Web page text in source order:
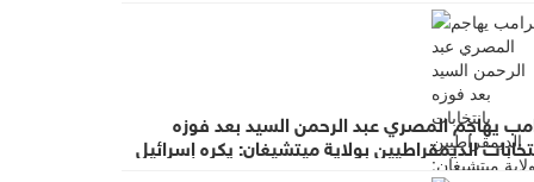
يهاجم المصري عبد الرحمن السيد بعد فوزه
الديمقراطيين بولاية ميتشيغان: يكره إسرائيل